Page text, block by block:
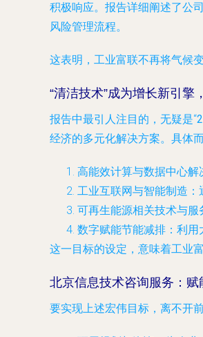
积极响应。报告详细阐述了公
风险管理流程。
这表明，工业富联不再将气候
“清洁技术”成为增长新引擎
报告中最引人注目的，无疑是“
经济的多元化解决方案。具体
高能效计算与数据中心解
工业互联网与智能制造
可再生能源相关技术与服
数字赋能节能减排 ：利
这一目标的设定，意味着工业
北京信息技术咨询服务：
要实现上述宏伟目标，离不开